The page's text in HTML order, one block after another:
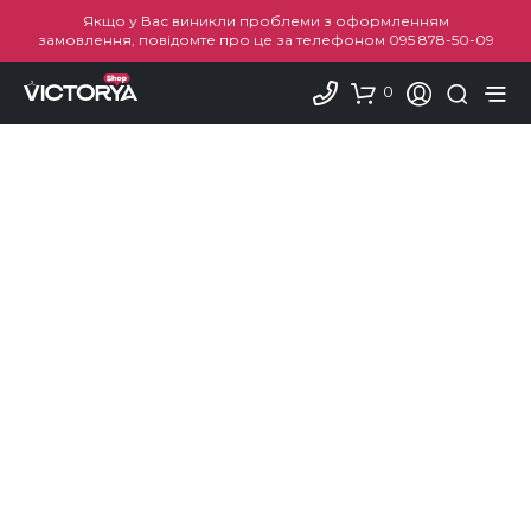
Якщо у Вас виникли проблеми з оформленням
замовлення, повідомте про це за телефоном 095 878-50-09
0